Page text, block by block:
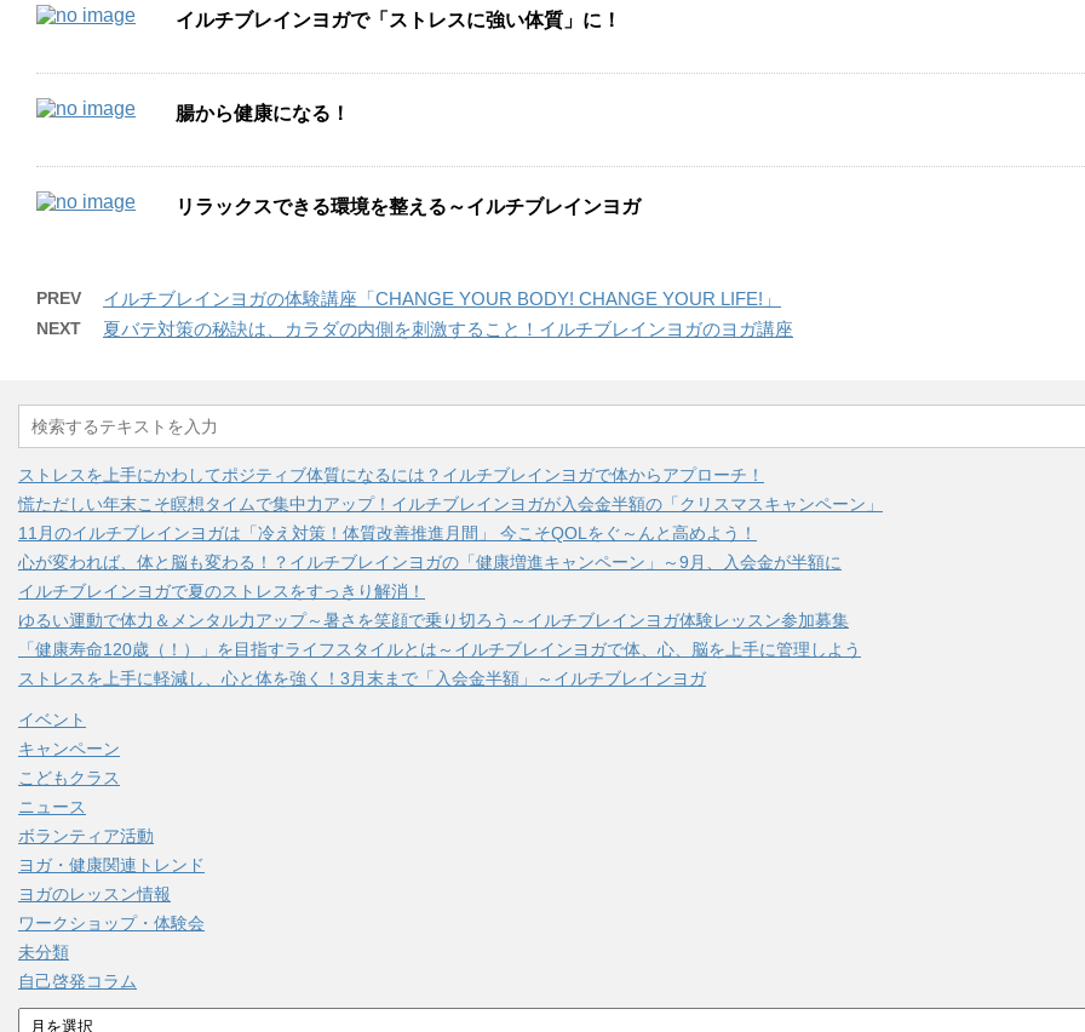
イルチブレインヨガで「ストレスに強い体質」に！
腸から健康になる！
リラックスできる環境を整える～イルチブレインヨガ
PREV イルチブレインヨガの体験講座「CHANGE YOUR BODY! CHANGE YOUR LIFE!」
NEXT 夏バテ対策の秘訣は、カラダの内側を刺激すること！イルチブレインヨガのヨガ講座
ストレスを上手にかわしてポジティブ体質になるには？イルチブレインヨガで体からアプローチ！
慌ただしい年末こそ瞑想タイムで集中力アップ！イルチブレインヨガが入会金半額の「クリスマスキャンペーン」
11月のイルチブレインヨガは「冷え対策！体質改善推進月間」 今こそQOLをぐ～んと高めよう！
心が変われば、体と脳も変わる！？イルチブレインヨガの「健康増進キャンペーン」～9月、入会金が半額に
イルチブレインヨガで夏のストレスをすっきり解消！
ゆるい運動で体力＆メンタル力アップ～暑さを笑顔で乗り切ろう～イルチブレインヨガ体験レッスン参加募集
「健康寿命120歳（！）」を目指すライフスタイルとは～イルチブレインヨガで体、心、脳を上手に管理しよう
ストレスを上手に軽減し、心と体を強く！3月末まで「入会金半額」～イルチブレインヨガ
イベント
キャンペーン
こどもクラス
ニュース
ボランティア活動
ヨガ・健康関連トレンド
ヨガのレッスン情報
ワークショップ・体験会
未分類
自己啓発コラム
ア